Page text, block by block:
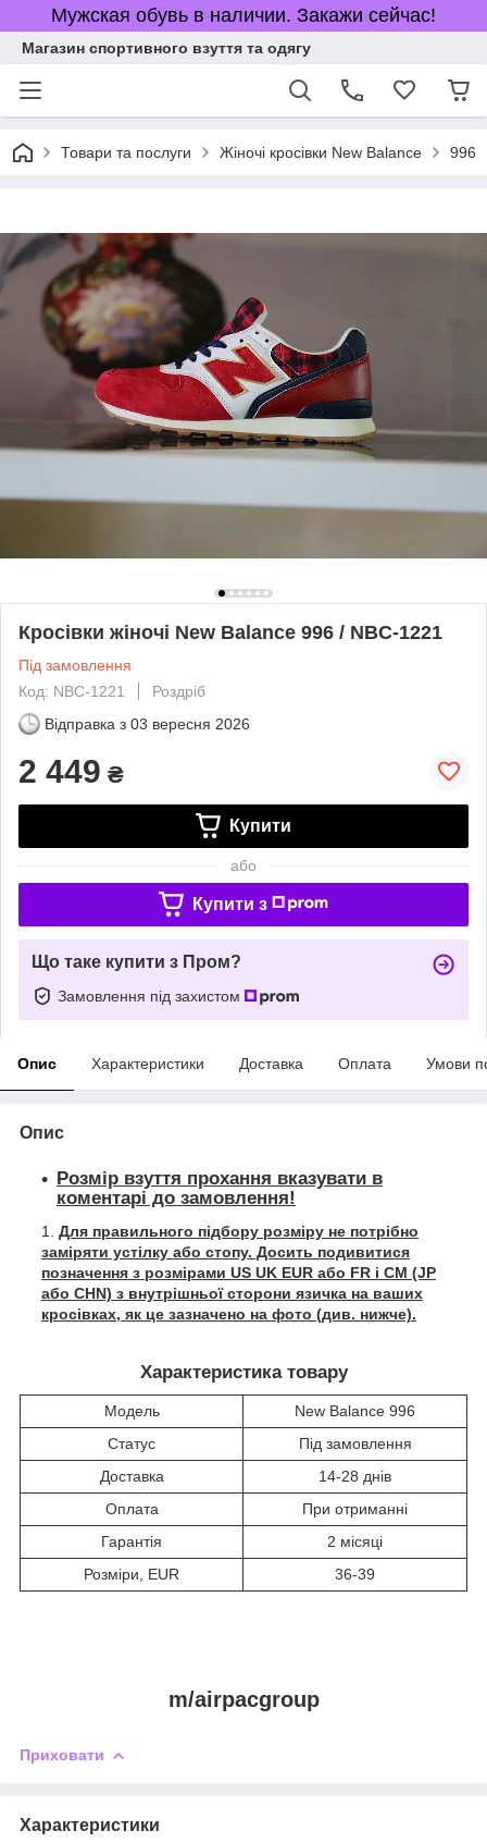
Мужская обувь в наличии. Закажи сейчас!
Магазин спортивного взуття та одягу
Товари та послуги Жіночі кросівки New Balance 996
Кросівки жіночі New Balance 996 / NBC-1221
Під замовлення
Код: NBC-1221
Роздріб
Відправка з 03 вересня 2026
2 449 ₴
Купити
або
Купити з
Що таке купити з Пром?
Замовлення під захистом
Опис Характеристики Доставка Оплата Умови
Опис
Розмір взуття прохання вказувати в
коментарі до замовлення!
Для правильного підбору розміру не потрібно
заміряти устілку або стопу. Досить подивитися
позначення з розмірами US UK EUR або FR і СМ (JP
або CHN) з внутрішньої сторони язичка на ваших
кросівках, як це зазначено на фото (див. нижче).
Характеристика товару
Модель
New Balance 996
Статус
Під замовлення
Доставка
14-28 днів
Оплата
При отриманні
Гарантія
2 місяці
Розміри, EUR
36-39
m/airpacgroup
Приховати
Характеристики